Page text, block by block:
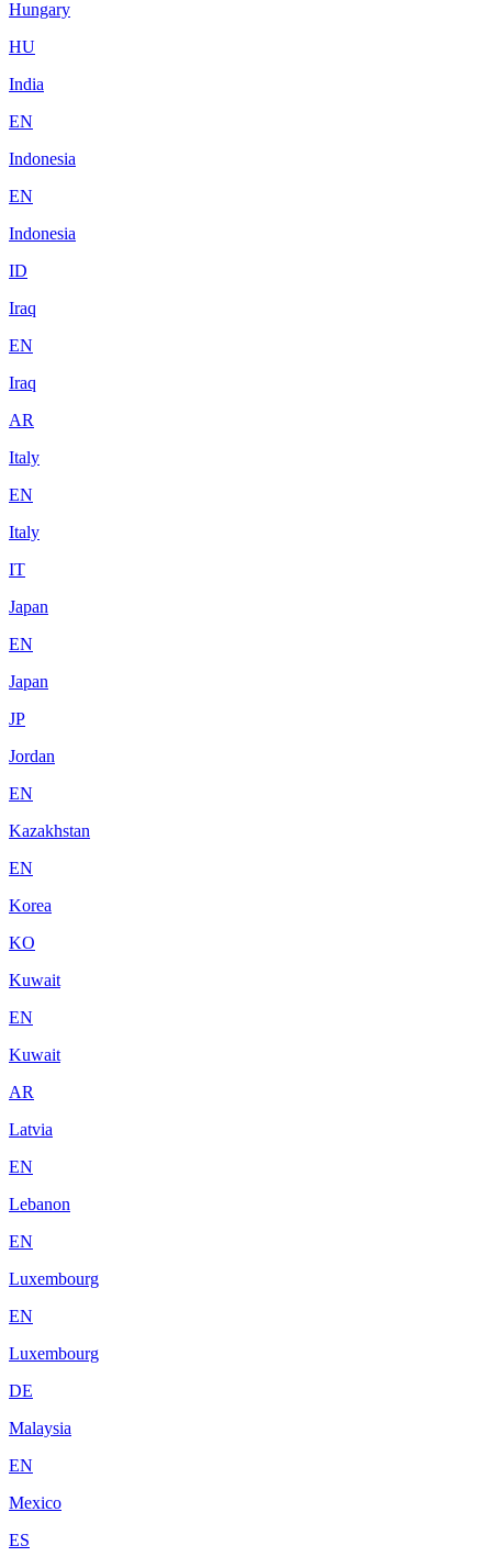
Hungary
HU
India
EN
Indonesia
EN
Indonesia
ID
Iraq
EN
Iraq
AR
Italy
EN
Italy
IT
Japan
EN
Japan
JP
Jordan
EN
Kazakhstan
EN
Korea
KO
Kuwait
EN
Kuwait
AR
Latvia
EN
Lebanon
EN
Luxembourg
EN
Luxembourg
DE
Malaysia
EN
Mexico
ES